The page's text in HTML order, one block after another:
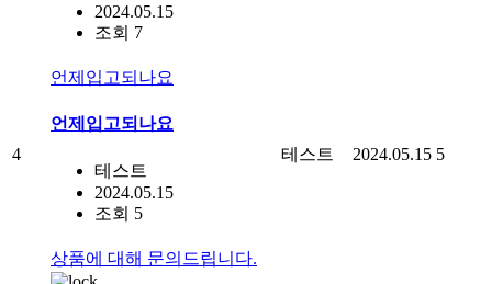
2024.05.15
조회 7
4
언제입고되나요
언제입고되나요
테스트
2024.05.15
조회 5
테스트 2024.05.15 5
상품에 대해 문의드립니다.